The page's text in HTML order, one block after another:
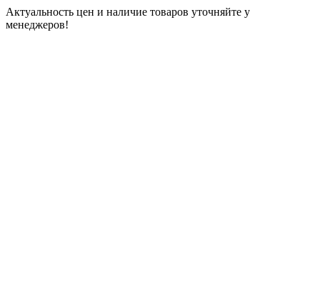
Актуальность цен и наличие товаров уточняйте у
менеджеров!